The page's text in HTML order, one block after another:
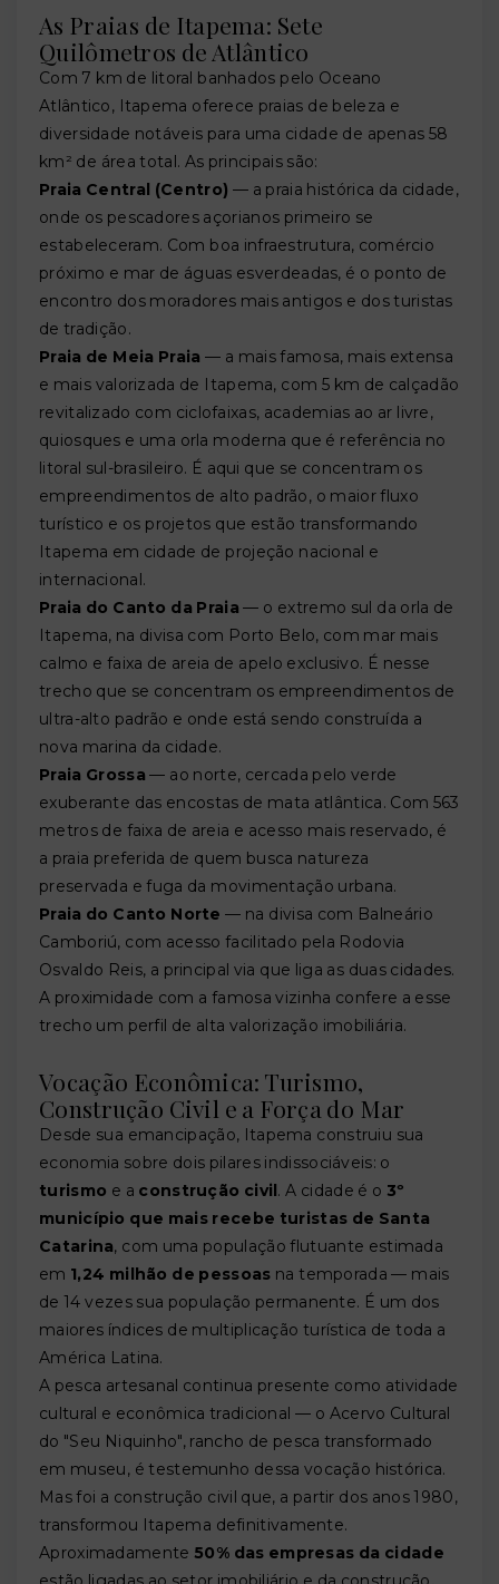
As Praias de Itapema: Sete
Quilômetros de Atlântico
Com 7 km de litoral banhados pelo Oceano
Atlântico, Itapema oferece praias de beleza e
diversidade notáveis para uma cidade de apenas 58
km² de área total. As principais são:
Praia Central (Centro) — a praia histórica da cidade,
onde os pescadores açorianos primeiro se
estabeleceram. Com boa infraestrutura, comércio
próximo e mar de águas esverdeadas, é o ponto de
encontro dos moradores mais antigos e dos turistas
de tradição.
Praia de Meia Praia — a mais famosa, mais extensa
e mais valorizada de Itapema, com 5 km de calçadão
revitalizado com ciclofaixas, academias ao ar livre,
quiosques e uma orla moderna que é referência no
litoral sul-brasileiro. É aqui que se concentram os
empreendimentos de alto padrão, o maior fluxo
turístico e os projetos que estão transformando
Itapema em cidade de projeção nacional e
internacional.
Praia do Canto da Praia — o extremo sul da orla de
Itapema, na divisa com Porto Belo, com mar mais
calmo e faixa de areia de apelo exclusivo. É nesse
trecho que se concentram os empreendimentos de
ultra-alto padrão e onde está sendo construída a
nova marina da cidade.
Praia Grossa — ao norte, cercada pelo verde
exuberante das encostas de mata atlântica. Com 563
metros de faixa de areia e acesso mais reservado, é
a praia preferida de quem busca natureza
preservada e fuga da movimentação urbana.
Praia do Canto Norte — na divisa com Balneário
Camboriú, com acesso facilitado pela Rodovia
Osvaldo Reis, a principal via que liga as duas cidades.
A proximidade com a famosa vizinha confere a esse
trecho um perfil de alta valorização imobiliária.
Vocação Econômica: Turismo,
Construção Civil e a Força do Mar
Desde sua emancipação, Itapema construiu sua
economia sobre dois pilares indissociáveis: o
turismo e a construção civil. A cidade é o 3º
município que mais recebe turistas de Santa
Catarina, com uma população flutuante estimada
em 1,24 milhão de pessoas na temporada — mais
de 14 vezes sua população permanente. É um dos
maiores índices de multiplicação turística de toda a
América Latina.
A pesca artesanal continua presente como atividade
cultural e econômica tradicional — o Acervo Cultural
do "Seu Niquinho", rancho de pesca transformado
em museu, é testemunho dessa vocação histórica.
Mas foi a construção civil que, a partir dos anos 1980,
transformou Itapema definitivamente.
Aproximadamente 50% das empresas da cidade